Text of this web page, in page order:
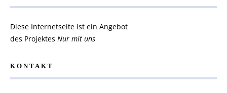
Diese Internetseite ist ein Angebot
des Projektes Nur mit uns
KONTAKT